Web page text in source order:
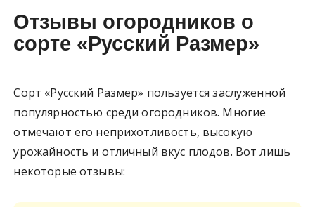
Отзывы огородников о
сорте «Русский Размер»
Сорт «Русский Размер» пользуется заслуженной
популярностью среди огородников. Многие
отмечают его неприхотливость, высокую
урожайность и отличный вкус плодов. Вот лишь
некоторые отзывы: